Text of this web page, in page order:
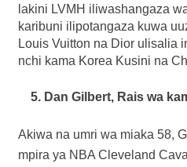
lakini LVMH iliwashangaza
karibuni ilipotangaza kuwa
Louis Vuitton na Dior ulisalia
nchi kama Korea Kusini na
5. Dan Gilbert, Rais wa
Akiwa na umri wa miaka 58,
mpira ya NBA Cleveland